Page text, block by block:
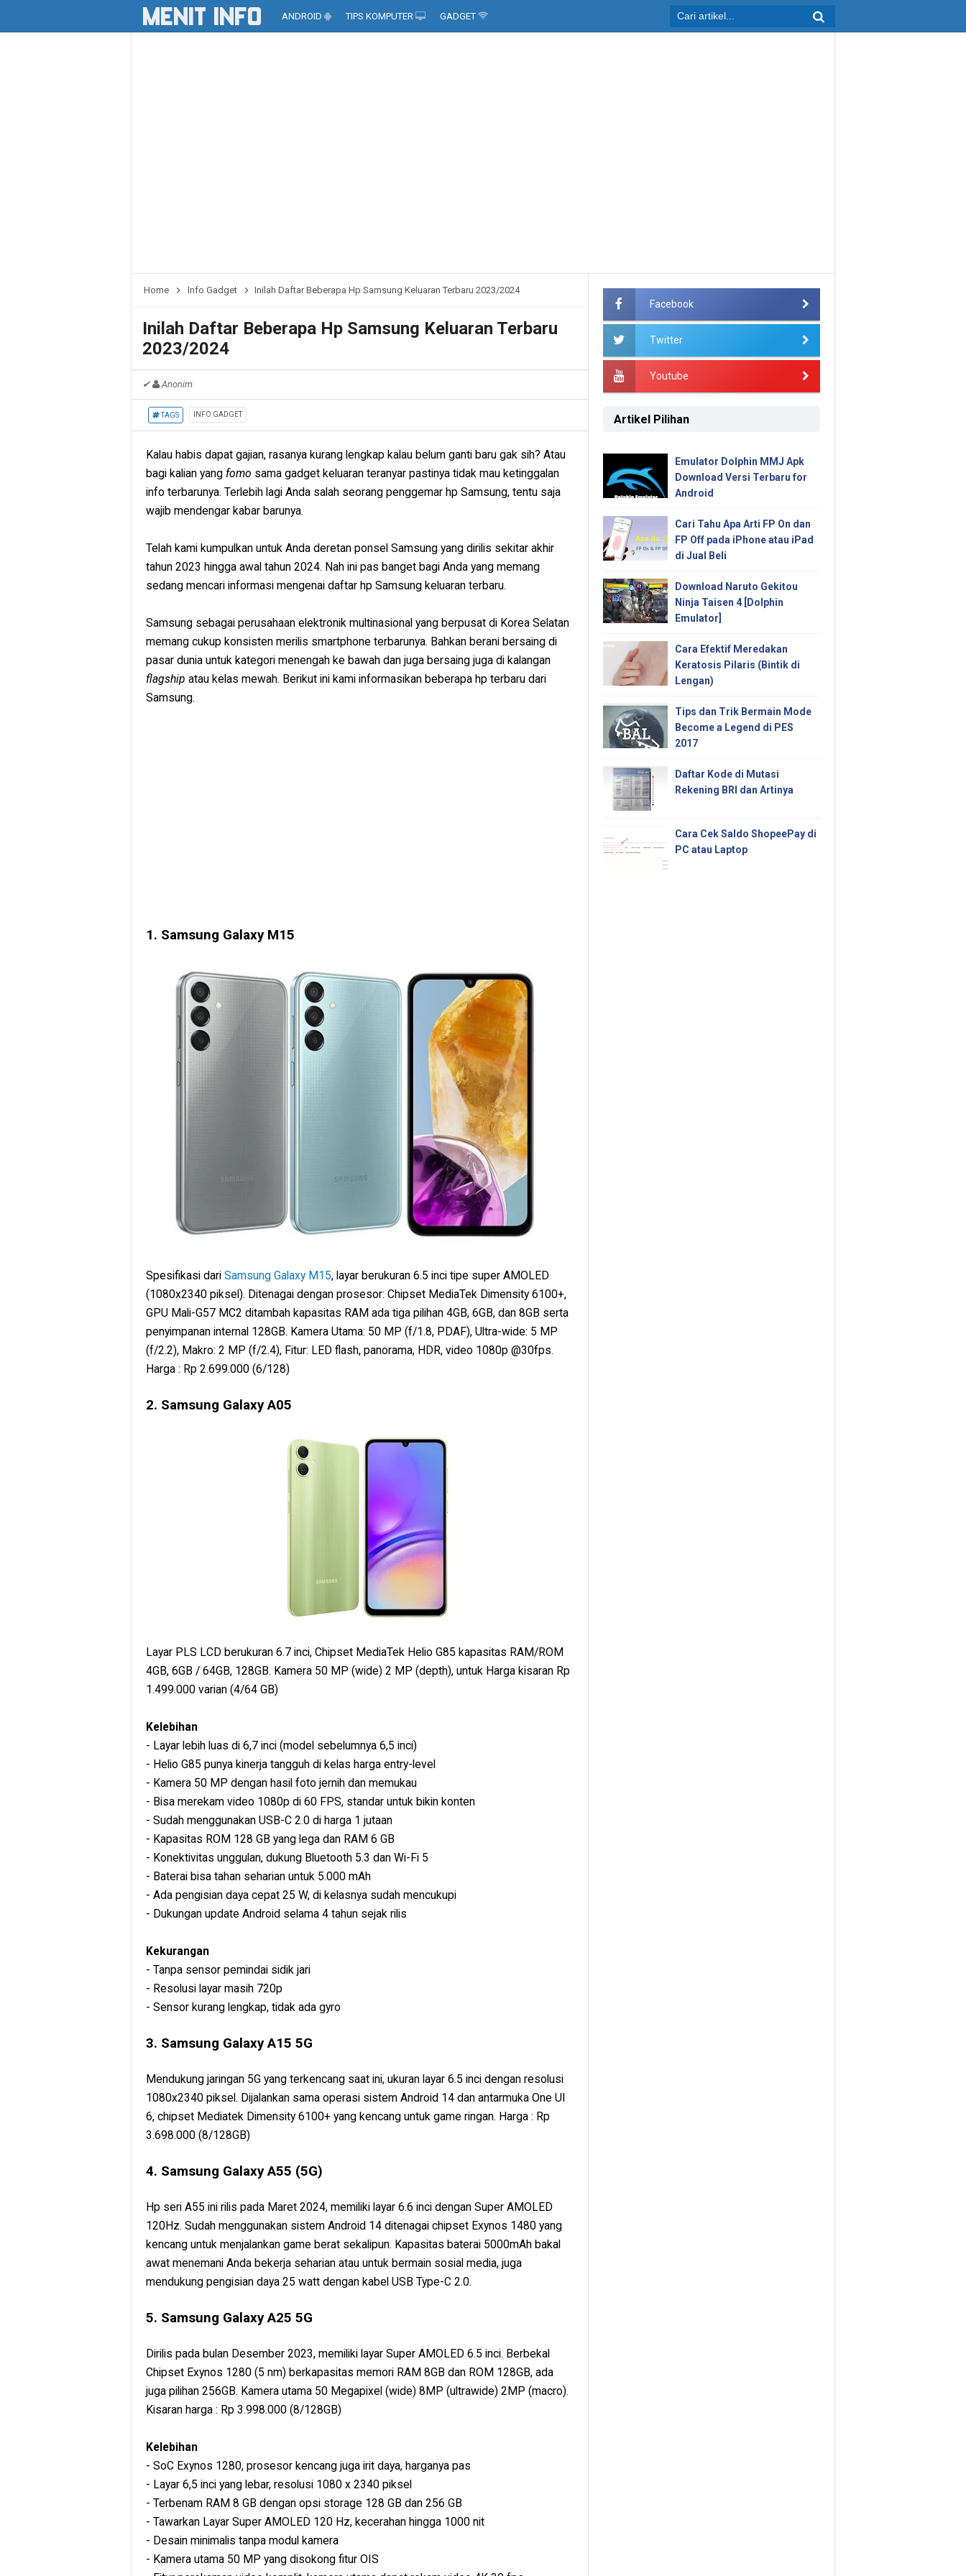
ANDROID TIPS KOMPUTER GADGET
Home Info Gadget Inilah Daftar Beberapa Hp Samsung Keluaran Terbaru 2023/2024
Inilah Daftar Beberapa Hp Samsung Keluaran Terbaru
2023/2024
✔ Anonim
TAGS INFO GADGET
Kalau habis dapat gajian, rasanya kurang lengkap kalau belum ganti baru gak sih? Atau
bagi kalian yang fomo sama gadget keluaran teranyar pastinya tidak mau ketinggalan
info terbarunya. Terlebih lagi Anda salah seorang penggemar hp Samsung, tentu saja
wajib mendengar kabar barunya.
Telah kami kumpulkan untuk Anda deretan ponsel Samsung yang dirilis sekitar akhir
tahun 2023 hingga awal tahun 2024. Nah ini pas banget bagi Anda yang memang
sedang mencari informasi mengenai daftar hp Samsung keluaran terbaru.
Samsung sebagai perusahaan elektronik multinasional yang berpusat di Korea Selatan
memang cukup konsisten merilis smartphone terbarunya. Bahkan berani bersaing di
pasar dunia untuk kategori menengah ke bawah dan juga bersaing juga di kalangan
flagship atau kelas mewah. Berikut ini kami informasikan beberapa hp terbaru dari
Samsung.
1. Samsung Galaxy M15
Spesifikasi dari Samsung Galaxy M15, layar berukuran 6.5 inci tipe super AMOLED
(1080x2340 piksel). Ditenagai dengan prosesor: Chipset MediaTek Dimensity 6100+,
GPU Mali-G57 MC2 ditambah kapasitas RAM ada tiga pilihan 4GB, 6GB, dan 8GB serta
penyimpanan internal 128GB. Kamera Utama: 50 MP (f/1.8, PDAF), Ultra-wide: 5 MP
(f/2.2), Makro: 2 MP (f/2.4), Fitur: LED flash, panorama, HDR, video 1080p @30fps.
Harga : Rp 2.699.000 (6/128)
2. Samsung Galaxy A05
Layar PLS LCD berukuran 6.7 inci, Chipset MediaTek Helio G85 kapasitas RAM/ROM
4GB, 6GB / 64GB, 128GB. Kamera 50 MP (wide) 2 MP (depth), untuk Harga kisaran Rp
1.499.000 varian (4/64 GB)
Kelebihan
- Layar lebih luas di 6,7 inci (model sebelumnya 6,5 inci)
- Helio G85 punya kinerja tangguh di kelas harga entry-level
- Kamera 50 MP dengan hasil foto jernih dan memukau
- Bisa merekam video 1080p di 60 FPS, standar untuk bikin konten
- Sudah menggunakan USB-C 2.0 di harga 1 jutaan
- Kapasitas ROM 128 GB yang lega dan RAM 6 GB
- Konektivitas unggulan, dukung Bluetooth 5.3 dan Wi-Fi 5
- Baterai bisa tahan seharian untuk 5.000 mAh
- Ada pengisian daya cepat 25 W, di kelasnya sudah mencukupi
- Dukungan update Android selama 4 tahun sejak rilis
Kekurangan
- Tanpa sensor pemindai sidik jari
- Resolusi layar masih 720p
- Sensor kurang lengkap, tidak ada gyro
3. Samsung Galaxy A15 5G
Mendukung jaringan 5G yang terkencang saat ini, ukuran layar 6.5 inci dengan resolusi
1080x2340 piksel. Dijalankan sama operasi sistem Android 14 dan antarmuka One UI
6, chipset Mediatek Dimensity 6100+ yang kencang untuk game ringan. Harga : Rp
3.698.000 (8/128GB)
4. Samsung Galaxy A55 (5G)
Hp seri A55 ini rilis pada Maret 2024, memiliki layar 6.6 inci dengan Super AMOLED
120Hz. Sudah menggunakan sistem Android 14 ditenagai chipset Exynos 1480 yang
kencang untuk menjalankan game berat sekalipun. Kapasitas baterai 5000mAh bakal
awat menemani Anda bekerja seharian atau untuk bermain sosial media, juga
mendukung pengisian daya 25 watt dengan kabel USB Type-C 2.0.
5. Samsung Galaxy A25 5G
Dirilis pada bulan Desember 2023, memiliki layar Super AMOLED 6.5 inci. Berbekal
Chipset Exynos 1280 (5 nm) berkapasitas memori RAM 8GB dan ROM 128GB, ada
juga pilihan 256GB. Kamera utama 50 Megapixel (wide) 8MP (ultrawide) 2MP (macro).
Kisaran harga : Rp 3.998.000 (8/128GB)
Kelebihan
- SoC Exynos 1280, prosesor kencang juga irit daya, harganya pas
- Layar 6,5 inci yang lebar, resolusi 1080 x 2340 piksel
- Terbenam RAM 8 GB dengan opsi storage 128 GB dan 256 GB
- Tawarkan Layar Super AMOLED 120 Hz, kecerahan hingga 1000 nit
- Desain minimalis tanpa modul kamera
- Kamera utama 50 MP yang disokong fitur OIS
Facebook
Twitter
Youtube
Artikel Pilihan
Emulator Dolphin MMJ Apk
Download Versi Terbaru for
Android
Cari Tahu Apa Arti FP On dan
FP Off pada iPhone atau iPad
di Jual Beli
Download Naruto Gekitou
Ninja Taisen 4 [Dolphin
Emulator]
Cara Efektif Meredakan
Keratosis Pilaris (Bintik di
Lengan)
Tips dan Trik Bermain Mode
Become a Legend di PES
2017
Daftar Kode di Mutasi
Rekening BRI dan Artinya
Cara Cek Saldo ShopeePay di
PC atau Laptop